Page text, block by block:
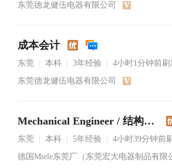
东莞德龙健伍电器有限公司
成本会计
东莞 本科 3年经验
4小时1分钟前刷
东莞德龙健伍电器有限公司
Mechanical Engineer / 结构工程师
东莞 本科 5年经验
4小时39分钟前